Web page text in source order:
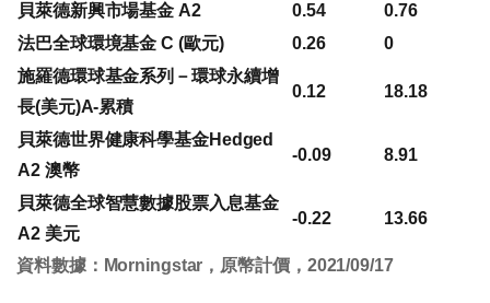
貝萊德新興市場基金 A2
0.54
0.76
法巴全球環境基金 C (歐元)
0.26
0
施羅德環球基金系列－環球永續增
長(美元)A-累積
0.12 18.18
貝萊德世界健康科學基金Hedged
A2 澳幣
-0.09 8.91
貝萊德全球智慧數據股票入息基金
A2 美元
-0.22 13.66
資料數據：Morningstar，原幣計價，2021/09/17